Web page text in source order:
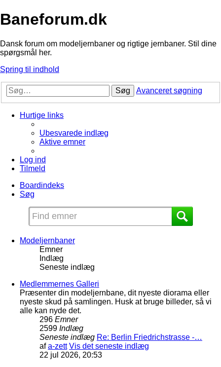
Baneforum.dk
Dansk forum om modeljernbaner og rigtige jernbaner. Stil dine
spørgsmål her.
Spring til indhold
Søg Avanceret søgning
Hurtige links
Ubesvarede indlæg
Aktive emner
Log ind
Tilmeld
Boardindeks
Søg
Modeljernbaner
Emner
Indlæg
Seneste indlæg
Medlemmernes Galleri
Præsenter din modeljernbane, dit nyeste diorama eller
nyeste skud på samlingen. Husk at bruge billeder, så vi
alle kan nyde det.
296 Emner
2599 Indlæg
Seneste indlæg Re: Berlin Friedrichstrasse -…
afa-zett Vis det seneste indlæg
22 jul 2026, 20:53